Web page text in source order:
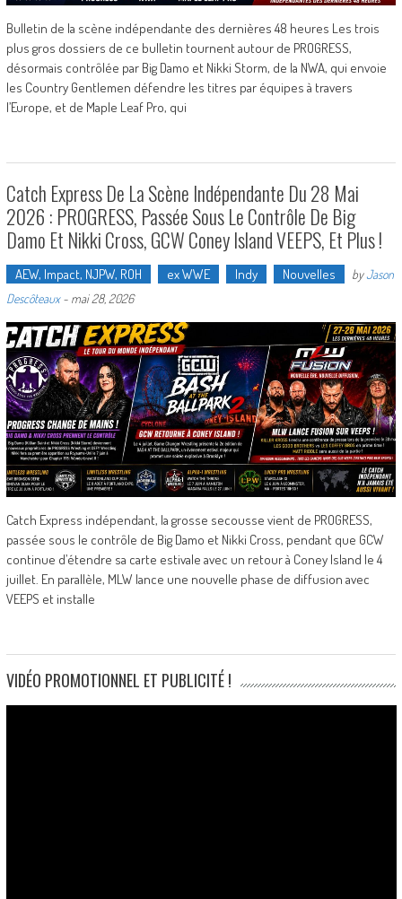
Bulletin de la scène indépendante des dernières 48 heures Les trois
plus gros dossiers de ce bulletin tournent autour de PROGRESS,
désormais contrôlée par Big Damo et Nikki Storm, de la NWA, qui envoie
les Country Gentlemen défendre les titres par équipes à travers
l’Europe, et de Maple Leaf Pro, qui
Catch Express De La Scène Indépendante Du 28 Mai
2026 : PROGRESS, Passée Sous Le Contrôle De Big
Damo Et Nikki Cross, GCW Coney Island VEEPS, Et Plus !
AEW, Impact, NJPW, ROH ex WWE Indy Nouvelles byJason
Descôteaux- mai 28, 2026
Catch Express indépendant, la grosse secousse vient de PROGRESS,
passée sous le contrôle de Big Damo et Nikki Cross, pendant que GCW
continue d’étendre sa carte estivale avec un retour à Coney Island le 4
juillet. En parallèle, MLW lance une nouvelle phase de diffusion avec
VEEPS et installe
VIDÉO PROMOTIONNEL ET PUBLICITÉ !